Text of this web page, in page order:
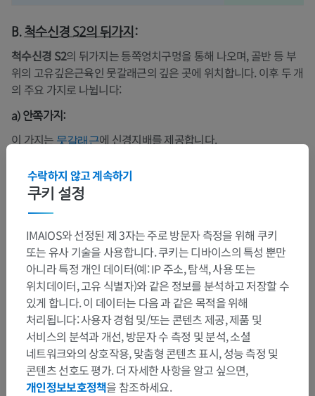
B. 척수신경 S2의 뒤가지:
척수신경 S2의 뒤가지는 등쪽엉치구멍을 통해 나오며, 골반 등 부
위의 고유깊은근육인 뭇갈래근의 깊은 곳에 위치합니다. 이후 두 개
의 주요 가지로 나뉩니다:
a) 안쪽가지:
이 가지는 뭇갈래근에 신경지배를 제공합니다.
가쪽가지는 뒤볼기 피부에 감각 신경지배를 제공합니다. S2 뒤가지
면에서, 큰볼기근 아래에 신경고리(posterior sacrococcygeal
plexus라고도 함)를 형성합니다. 이 고리들로부터 볼기가지가 나와
큰볼기근을 관통하여 그 위에 있는 뒤볼기 피부에 감각 신경지배를
제공합니다.
일부 연구에서는 뒤가지가 뒤엉치엉덩관절에도 신경지배를 제공
한다고 제안합니다.
척수신경 S2와 관련된 추가 구조물:
a) 되돌이뇌막신경 (뇌막가지):
쿠키 설정
수락하지 않고 계속하기
IMAIOS와 선정된 제 3자는 주로 방문자 측정을 위해 쿠키
또는 유사 기술을 사용합니다. 쿠키는 디바이스의 특성 뿐만
아니라 특정 개인 데이터(예: IP 주소, 탐색, 사용 또는
위치데이터, 고유 식별자)와 같은 정보를 분석하고 저장할 수
있게 합니다. 이 데이터는 다음 과 같은 목적을 위해
처리됩니다: 사용자 경험 및/또는 콘텐츠 제공, 제품 및
서비스의 분석과 개선, 방문자 수 측정 및 분석, 소셜
네트워크와의 상호작용, 맞춤형 콘텐츠 표시, 성능 측정 및
콘텐츠 선호도 평가. 더 자세한 사항을 알고 싶으면,
개인정보보호정책을 참조하세요.